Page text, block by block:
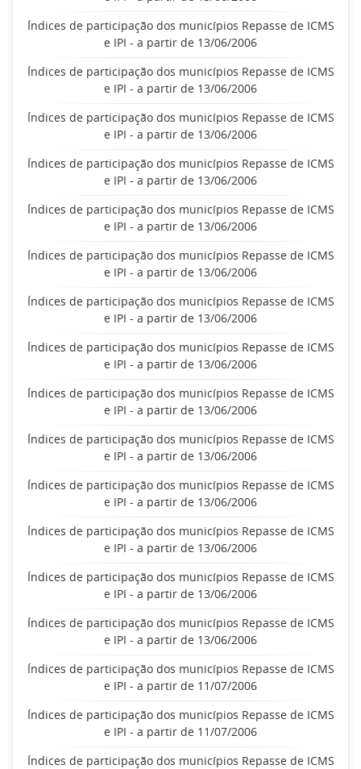
Índices de participação dos municípios Repasse de ICMS
e IPI - a partir de 13/06/2006
Índices de participação dos municípios Repasse de ICMS
e IPI - a partir de 13/06/2006
Índices de participação dos municípios Repasse de ICMS
e IPI - a partir de 13/06/2006
Índices de participação dos municípios Repasse de ICMS
e IPI - a partir de 13/06/2006
Índices de participação dos municípios Repasse de ICMS
e IPI - a partir de 13/06/2006
Índices de participação dos municípios Repasse de ICMS
e IPI - a partir de 13/06/2006
Índices de participação dos municípios Repasse de ICMS
e IPI - a partir de 13/06/2006
Índices de participação dos municípios Repasse de ICMS
e IPI - a partir de 13/06/2006
Índices de participação dos municípios Repasse de ICMS
e IPI - a partir de 13/06/2006
Índices de participação dos municípios Repasse de ICMS
e IPI - a partir de 13/06/2006
Índices de participação dos municípios Repasse de ICMS
e IPI - a partir de 13/06/2006
Índices de participação dos municípios Repasse de ICMS
e IPI - a partir de 13/06/2006
Índices de participação dos municípios Repasse de ICMS
e IPI - a partir de 13/06/2006
Índices de participação dos municípios Repasse de ICMS
e IPI - a partir de 13/06/2006
Índices de participação dos municípios Repasse de ICMS
e IPI - a partir de 11/07/2006
Índices de participação dos municípios Repasse de ICMS
e IPI - a partir de 11/07/2006
Índices de participação dos municípios Repasse de ICMS